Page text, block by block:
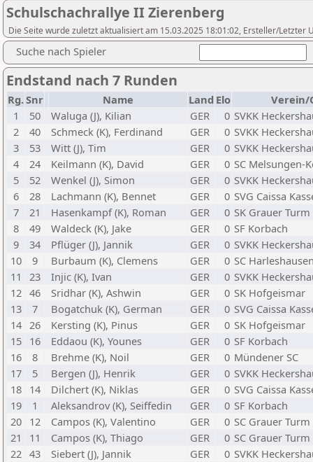
Schulschachrallye II Zierenberg
Die Seite wurde zuletzt aktualisiert am 15.03.2025 18:01:02, Ersteller/Letzter
Suche nach Spieler
Endstand nach 7 Runden
Rg.Snr Name Land Elo
Verein/
1
50 Waluga (J), Kilian GER 0 SVKK
2
40 Schmeck (K), Ferdinand GER 0 SVKK
3
53 Witt (J), Tim GER 0 SVKK
4
24 Keilmann (K), David GER 0 SC Melsungen-
5
52 Wenkel (J), Simon GER 0 SVKK
6
28 Lachmann (K), Bennet GER 0 SVG Caissa
7
21 Hasenkampf (K), Roman GER 0 SK Grauer
8
49 Waldeck (K), Jake GER 0 SF Korbach
9
34 Pflüger (J), Jannik GER 0 SVKK
10
9 Burbaum (K), Clemens GER 0 SC
11
23 Injic (K), Ivan GER 0 SVKK
12 46 Sridhar (K), Ashwin GER 0 SK Hofgeismar
13
7 Bogatchuk (K), German GER 0 SVG Caissa
14 26 Kersting (K), Pinus GER 0 SK Hofgeismar
15 16 Eddaou (K), Younes GER 0 SF Korbach
16
8 Brehme (K), Noil GER 0 Mündener SC
17
5 Bergen (J), Henrik GER 0 SVKK
18 14 Dilchert (K), Niklas GER 0 SVG Caissa
19
1 Aleksandrov (K), Seiffedin GER 0 SF Korbach
20 12 Campos (K), Valentino GER 0 SC Grauer
21
11 Campos (K), Thiago GER 0 SC Grauer
22 43 Siebert (J), Jannik GER 0 SVKK